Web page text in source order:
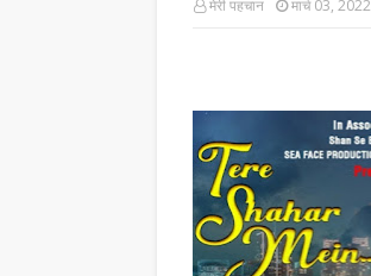
मेरी पहचान मार्च 03, 2022